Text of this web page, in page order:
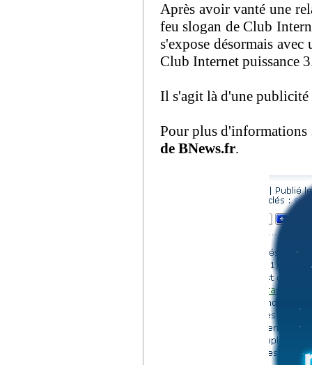
Après avoir vanté une
feu slogan de Club
s'expose désormais
Club Internet puissance
Il s'agit là d'une publicité
Pour plus d'informations
de BNews.fr.